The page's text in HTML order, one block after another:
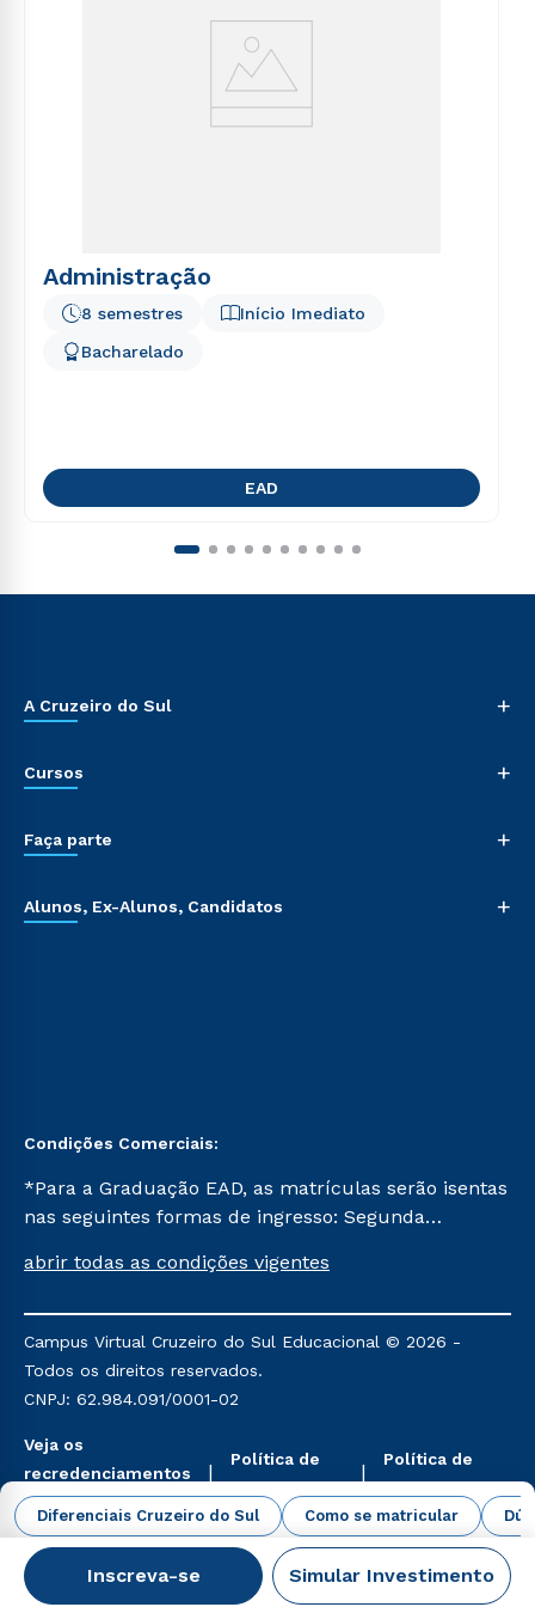
Diferenciais Cruzeiro do Sul Como se matricular
Inscreva-se Simular Investimento
Administração
Início Imediato
8 semestres
Bacharelado
EAD
A Cruzeiro do Sul +
Cursos +
Faça parte +
Alunos, Ex-Alunos, Candidatos +
Condições Comerciais:
*Para a Graduação EAD, as matrículas serão isentas
nas seguintes formas de ingresso: Segunda
Já para as demais, a taxa de matrícula será de R$
mencionadas são referentes aos cursos: Ensino
Religioso, Geografia para a Docência e Metodologia
do Ensino de História: Questões Atuais.
abrir todas as condições vigentes
Campus Virtual Cruzeiro do Sul Educacional © 2026 -
Todos os direitos reservados.
CNPJ: 62.984.091/0001-02
Veja os
recredenciamentos
aqui
Política de
Privacidade
Política de
Cookies